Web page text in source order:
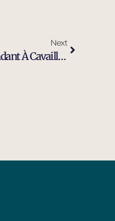
Next
Cabinet De Conseil En Recrutement Spécialisé Indépendant À Cavaillon